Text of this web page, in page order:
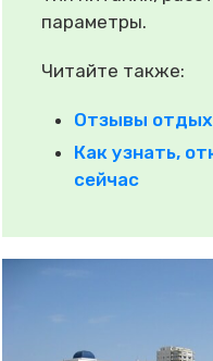
параметры.
Читайте также:
Отзывы
Как узнать,
сейчас